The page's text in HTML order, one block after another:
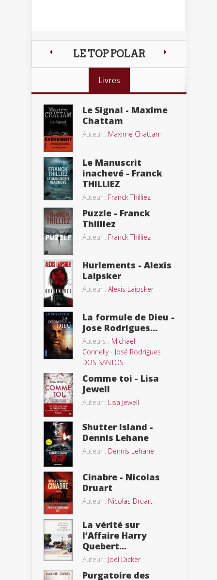
LE TOP POLAR
Livres
Le Signal - Maxime
Chattam
Auteur : Maxime Chattam
Le Manuscrit
inachevé - Franck
THILLIEZ
Auteur : Franck Thilliez
Puzzle - Franck
Thilliez
Auteur : Franck Thilliez
Hurlements - Alexis
Laipsker
Auteur : Alexis Laipsker
La formule de Dieu -
Jose Rodrigues...
Auteurs : Michael
Connelly- José Rodrigues
DOS SANTOS
Comme toi - Lisa
Jewell
Auteur : Lisa Jewell
Shutter Island -
Dennis Lehane
Auteur : Dennis Lehane
Cinabre - Nicolas
Druart
Auteur : Nicolas Druart
La vérité sur
l’Affaire Harry
Quebert...
Auteur : Joël Dicker
Purgatoire des